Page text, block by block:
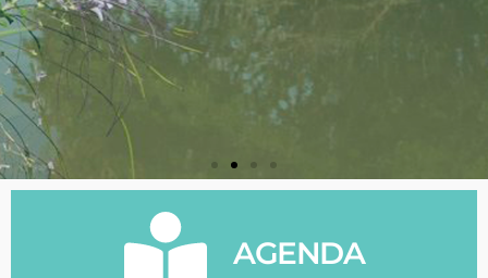
AGENDA